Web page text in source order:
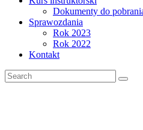
Dokumenty do
Sprawozdania
Rok 2023
Rok 2022
Kontakt